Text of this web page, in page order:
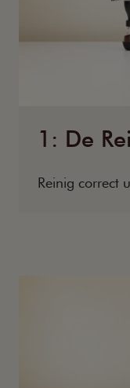
1: De
Reinig correct